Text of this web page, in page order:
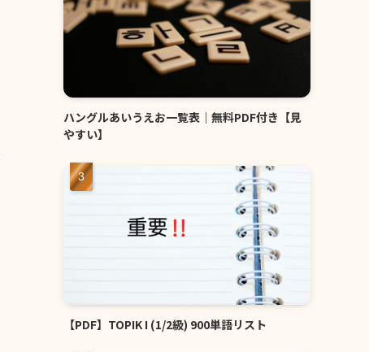
ハングルあいうえお一覧表｜無料PDF付き【見
やすい】
【PDF】TOPIK I (1/2級) 900単語リスト